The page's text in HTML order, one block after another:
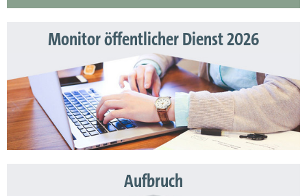
Monitor öffentlicher Dienst 2026
Aufbruch